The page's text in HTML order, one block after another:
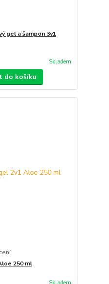
gel a šampon 3v1
Skladem
do košíku
250 ml